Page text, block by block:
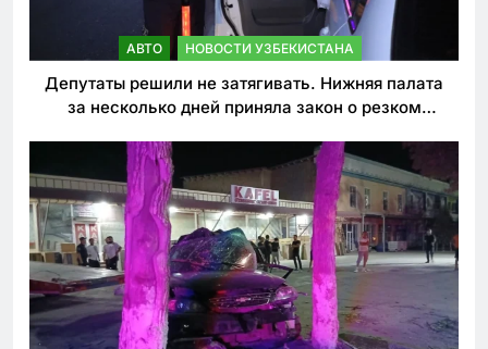
АВТО НОВОСТИ УЗБЕКИСТАНА
Депутаты решили не затягивать. Нижняя палата
за несколько дней приняла закон о резком